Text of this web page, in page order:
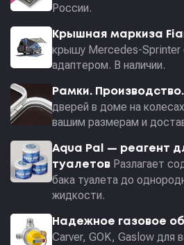
России.
Крышная маркиза
крышу Mercedes-Sprinter
адаптером. В наличии.
Рамки.
дверей в доме на
вашим размерам и
Aqua Pal — pеагент
туалетов Разлагает
бака туалета до
жидкости.
Надежное газовое
Carver, GOK, Gaslow для